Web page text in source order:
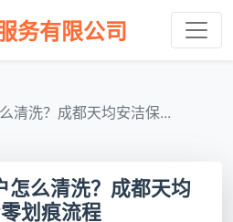
务有限公司
清洗？成都天均安洁保...
怎么清洗？成都天均
划痕流程